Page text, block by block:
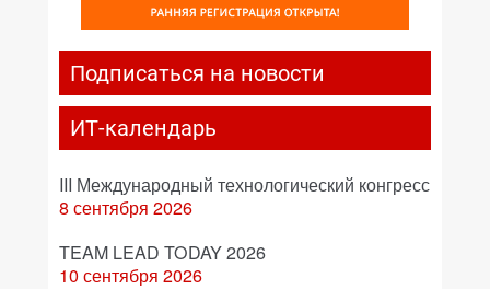
Подписаться на новости
ИТ-календарь
III Международный технологический конгресс
8 сентября 2026
TEAM LEAD TODAY 2026
10 сентября 2026